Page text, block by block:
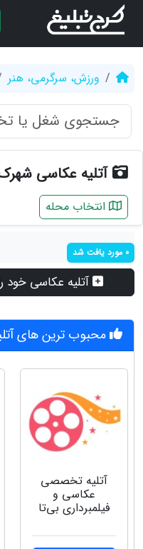
ورزش، سرگرمی، هنر
آتلیه عکاسی
انتخاب محله
0 مورد یافت شد
آتلیه عکاسی خود
محبوب ترین های
آتلیه تخصصی
عکاسی و
فیلمبرداری بی‌تا